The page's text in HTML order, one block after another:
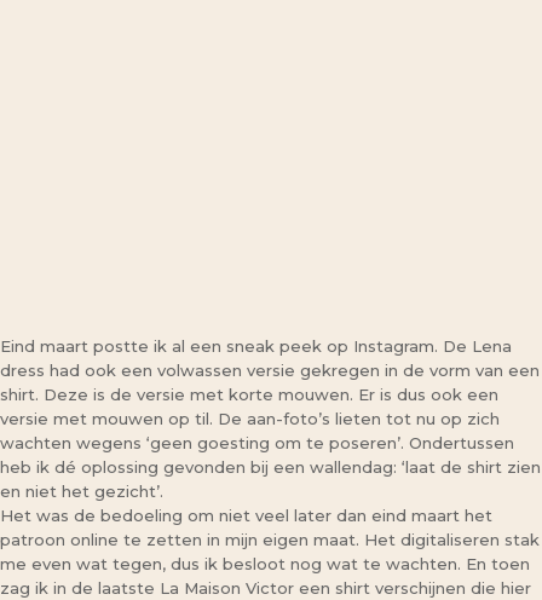
Eind maart postte ik al een sneak peek op Instagram. De Lena
dress had ook een volwassen versie gekregen in de vorm van een
shirt. Deze is de versie met korte mouwen. Er is dus ook een
versie met mouwen op til. De aan-foto’s lieten tot nu op zich
wachten wegens ‘geen goesting om te poseren’. Ondertussen
heb ik dé oplossing gevonden bij een wallendag: ‘laat de shirt zien
en niet het gezicht’.
Het was de bedoeling om niet veel later dan eind maart het
patroon online te zetten in mijn eigen maat. Het digitaliseren stak
me even wat tegen, dus ik besloot nog wat te wachten. En toen
zag ik in de laatste La Maison Victor een shirt verschijnen die hier